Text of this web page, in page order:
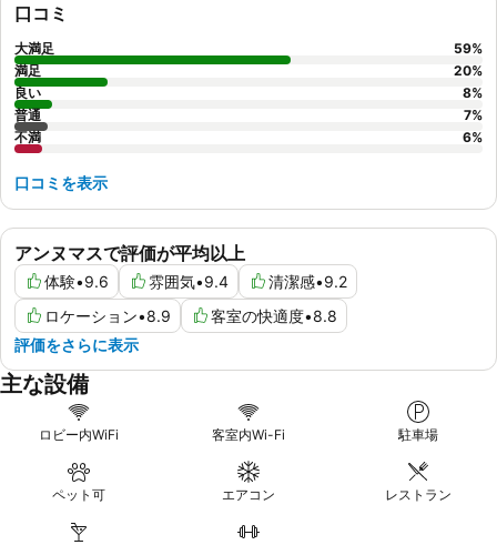
アンヌマスで評価が平均以上
体験•9.6 雰囲気•9.4 清潔感•9.2
ロケーション•8.9 客室の快適度•8.8
評価をさらに表示
口コミ
大満足 59%
満足
20%
良い
8%
普通
7%
不満
6%
口コミを表示
主な設備
ロビー内WiFi 客室内Wi-Fi 駐車場
ペット可 エアコン レストラン